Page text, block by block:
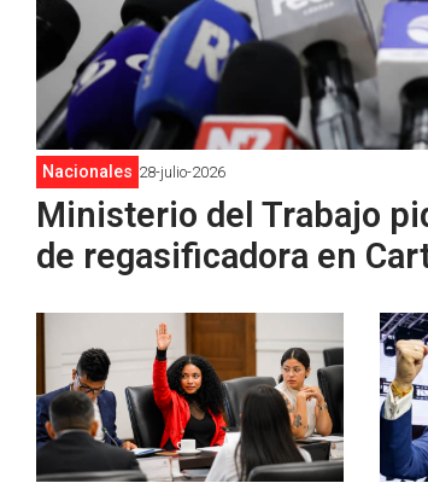
Nacionales 28-julio-2026
Ministerio del Trabajo
de regasificadora en